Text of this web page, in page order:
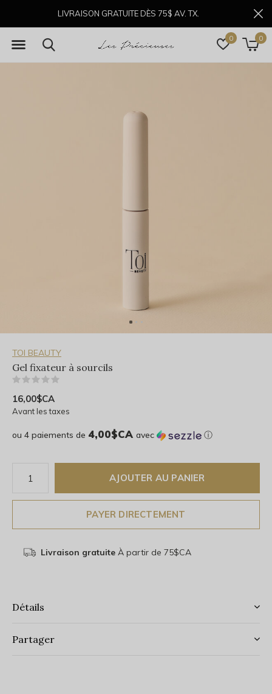
0 0
LIVRAISON GRATUITE DÈS 75$ AV. TX.
TOI BEAUTY
Gel fixateur à sourcils
16,00$CA
Avant les taxes
ou 4 paiements de 4,00$CA avec ⓘ
AJOUTER AU PANIER
PAYER DIRECTEMENT
Livraison gratuiteÀ partir de 75$CA
Détails
Partager